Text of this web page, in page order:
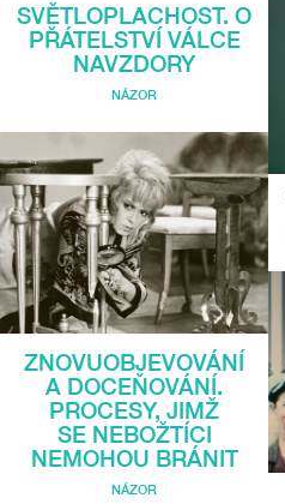
SVĚTLOPLACHOST. O
PŘÁTELSTVÍ VÁLCE
NAVZDORY
NÁZOR
ZNOVUOBJEVOVÁNÍ
A DOCEŇOVÁNÍ.
PROCESY, JIMŽ
SE NEBOŽTÍCI
NEMOHOU BRÁNIT
NÁZOR